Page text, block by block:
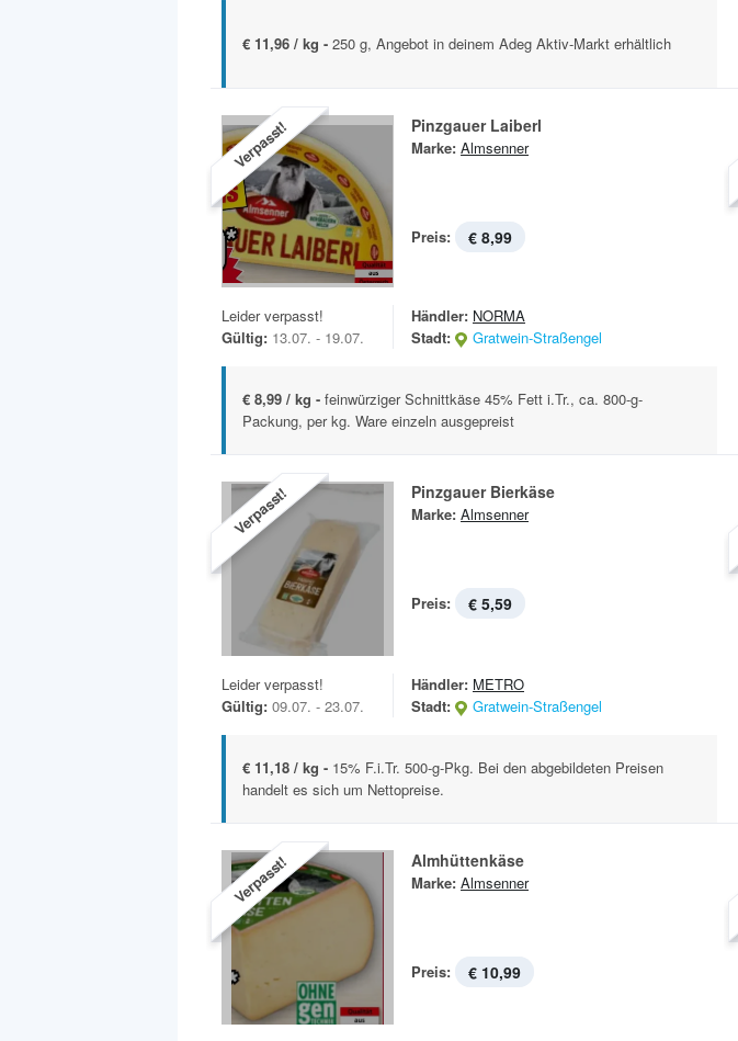
€ 11,96 / kg - 250 g, Angebot in deinem Adeg Aktiv-Markt erhältlich
Verpasst! Pinzgauer Laiberl
Marke: Almsenner
Preis: € 8,99
Leider verpasst!
Gültig: 13.07. - 19.07.
Händler: NORMA
Stadt:
Gratwein-Straßengel
€ 8,99 / kg - feinwürziger Schnittkäse 45% Fett i.Tr., ca. 800-g-
Packung, per kg. Ware einzeln ausgepreist
Verpasst! Pinzgauer Bierkäse
Marke: Almsenner
Preis: € 5,59
Leider verpasst!
Gültig: 09.07. - 23.07.
Händler: METRO
Stadt:
Gratwein-Straßengel
€ 11,18 / kg - 15% F.i.Tr. 500-g-Pkg. Bei den abgebildeten Preisen
handelt es sich um Nettopreise.
Verpasst! Almhüttenkäse
Marke: Almsenner
Preis: € 10,99